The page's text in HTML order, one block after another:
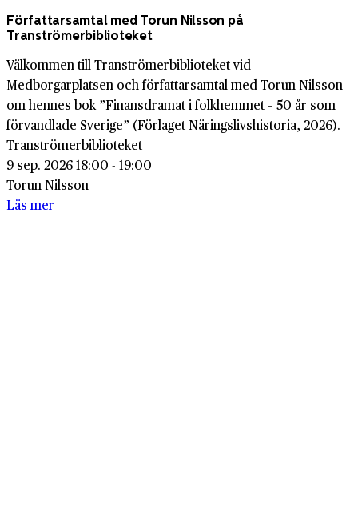
Författarsamtal med Torun Nilsson på
Tranströmerbiblioteket
Välkommen till Tranströmerbiblioteket vid
Medborgarplatsen och författarsamtal med Torun Nilsson
om hennes bok ”Finansdramat i folkhemmet – 50 år som
förvandlade Sverige” (Förlaget Näringslivshistoria, 2026).
Tranströmerbiblioteket
9 sep. 2026 18:00 - 19:00
Torun Nilsson
Läs mer